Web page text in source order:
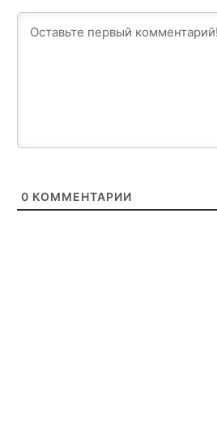
0 КОММЕНТАРИИ